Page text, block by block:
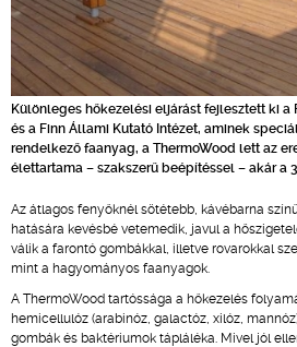
Különleges hőkezelési eljárást fejlesztett ki a
és a Finn Állami Kutató Intézet, aminek
rendelkező faanyag, a ThermoWood lett az
élettartama – szakszerű beépítéssel – akár a
Az átlagos fenyőknél sötétebb, kávébarna
hatására kevésbé vetemedik, javul a
válik a farontó gombákkal, illetve rovarokkal
mint a hagyományos faanyagok.
A ThermoWood tartóssága a hőkezelés
hemicellulóz (arabinóz, galactóz, xilóz,
gombák és baktériumok tápláléka. Mivel jól